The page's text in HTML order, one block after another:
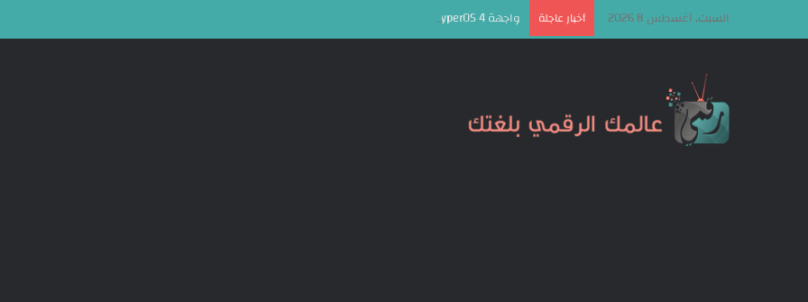
السبت, أغسطس 8 2026 أخبار عاجلة واجهة HyperOS 4 قادم بـ 10 مزايا جديدة مع توسع واضح في الذكاء الاصطناعي!